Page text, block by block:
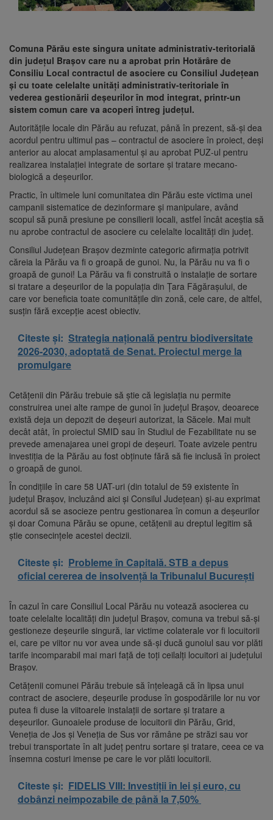
Comuna Părău este singura unitate administrativ-teritorială
din judeţul Braşov care nu a aprobat prin Hotărâre de
Consiliu Local contractul de asociere cu Consiliul Judeţean
şi cu toate celelalte unităţi administrativ-teritoriale în
vederea gestionării deşeurilor în mod integrat, printr-un
sistem comun care va acoperi întreg judeţul.
Autorităţile locale din Părău au refuzat, până în prezent, să-şi dea
acordul pentru ultimul pas – contractul de asociere în proiect, deşi
anterior au alocat amplasamentul şi au aprobat PUZ-ul pentru
realizarea instalaţiei integrate de sortare şi tratare mecano-
biologică a deşeurilor.
Practic, în ultimele luni comunitatea din Părău este victima unei
campanii sistematice de dezinformare şi manipulare, având
scopul să pună presiune pe consilierii locali, astfel încât aceștia să
nu aprobe contractul de asociere cu celelalte localități din județ.
Consiliul Judeţean Braşov dezminte categoric afirmaţia potrivit
căreia la Părău va fi o groapă de gunoi. Nu, la Părău nu va fi o
groapă de gunoi! La Părău va fi construită o instalaţie de sortare
si tratare a deşeurilor de la populația din Ţara Făgăraşului, de
care vor beneficia toate comunităţile din zonă, cele care, de altfel,
susţin fără excepţie acest obiectiv.
Citeste și: Strategia națională pentru biodiversitate
2026-2030, adoptată de Senat. Proiectul merge la
promulgare
Cetăţenii din Părău trebuie să ştie că legislaţia nu permite
construirea unei alte rampe de gunoi în judeţul Braşov, deoarece
există deja un depozit de deșeuri autorizat, la Săcele. Mai mult
decât atât, în proiectul SMID sau în Studiul de Fezabilitate nu se
prevede amenajarea unei gropi de deşeuri. Toate avizele pentru
investiția de la Părău au fost obținute fără să fie inclusă în proiect
o groapă de gunoi.
În condiţiile în care 58 UAT-uri (din totalul de 59 existente în
judeţul Braşov, incluzând aici şi Consilul Judeţean) şi-au exprimat
acordul să se asocieze pentru gestionarea în comun a deşeurilor
şi doar Comuna Părău se opune, cetăţenii au dreptul legitim să
ştie consecinţele acestei decizii.
Citeste și: Probleme în Capitală. STB a depus
oficial cererea de insolvență la Tribunalul București
În cazul în care Consiliul Local Părău nu votează asocierea cu
toate celelalte localități din județul Brașov, comuna va trebui să-și
gestioneze deșeurile singură, iar victime colaterale vor fi locuitorii
ei, care pe viitor nu vor avea unde să-şi ducă gunoiul sau vor plăti
tarife incomparabil mai mari faţă de toţi ceilalţi locuitori ai judeţului
Braşov.
Cetăţenii comunei Părău trebuie să înţeleagă că în lipsa unui
contract de asociere, deşeurile produse în gospodăriile lor nu vor
putea fi duse la viitoarele instalaţii de sortare şi tratare a
deşeurilor. Gunoaiele produse de locuitorii din Părău, Grid,
Veneţia de Jos şi Veneţia de Sus vor rămâne pe străzi sau vor
trebui transportate în alt judeţ pentru sortare şi tratare, ceea ce va
însemna costuri imense pe care le vor plăti locuitorii.
Citeste și: FIDELIS VIII: Investiții în lei și euro, cu
dobânzi neimpozabile de până la 7,50%